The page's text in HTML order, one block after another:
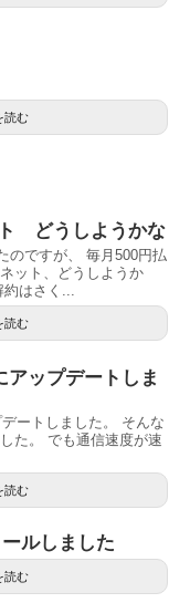
読む
どうしようかな
のですが、 毎月500円払
ット、どうしようか
はさく...
読む
ップデートしま
ートしました。 そんな
た。 でも通信速度が速
読む
ルしました
読む